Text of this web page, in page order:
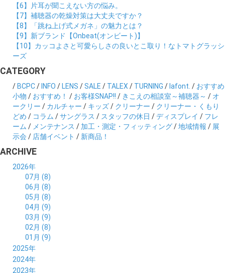
【6】片耳が聞こえない方の悩み。
【7】補聴器の乾燥対策は大丈夫ですか？
【8】「跳ね上げ式メガネ」の魅力とは？
【9】新ブランド【Onbeat(オンビート)】
【10】カッコよさと可愛らしさの良いとこ取り！なトマトグラッシ
ーズ
CATEGORY
/ BCPC/ INFO / LENS /SALE / TALEX / TURNING / lafont. / おすすめ
小物 / おすすめ！ / お客様SNAP!! / きこえの相談室～補聴器～ / オ
ークリー / カルチャー / キッズ/ クリーナー / クリーナー・くもり
どめ / コラム /サングラス / スタッフの休日 /ディスプレイ / フレ
ーム / メンテナンス / 加工・測定・フィッティング/地域情報 / 展
示会 / 店舗イベント / 新商品！
ARCHIVE
2026年
07月 (8)
06月 (8)
05月 (8)
04月 (9)
03月 (9)
02月 (8)
01月 (9)
2025年
12月 (10)
11月 (8)
2024年
12月 (8)
2023年